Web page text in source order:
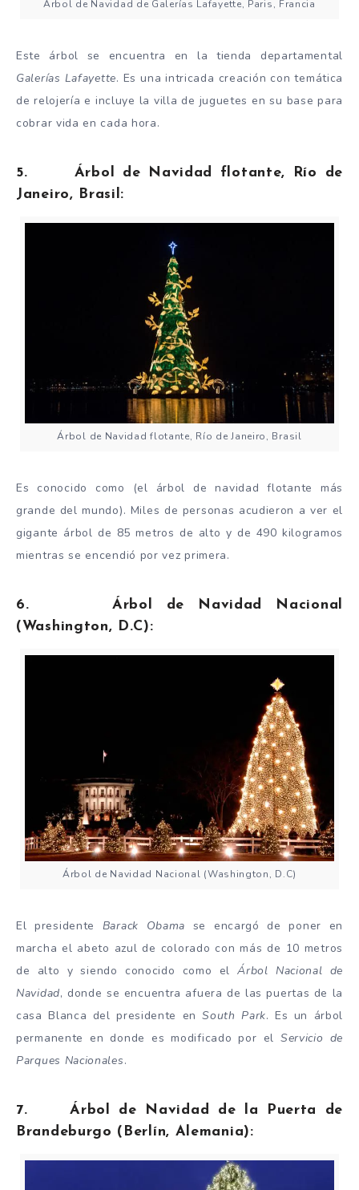
Árbol de Navidad de Galerías Lafayette, Paris, Francia
Este árbol se encuentra en la tienda departamental
Galerías Lafayette. Es una intricada creación con temática
de relojería e incluye la villa de juguetes en su base para
cobrar vida en cada hora.
5. Árbol de Navidad flotante, Río de
Janeiro, Brasil:
Árbol de Navidad flotante, Río de Janeiro, Brasil
Es conocido como (el árbol de navidad flotante más
grande del mundo). Miles de personas acudieron a ver el
gigante árbol de 85 metros de alto y de 490 kilogramos
mientras se encendió por vez primera.
6. Árbol de Navidad Nacional
(Washington, D.C):
Árbol de Navidad Nacional (Washington, D.C)
El presidente Barack Obama se encargó de poner en
marcha el abeto azul de colorado con más de 10 metros
de alto y siendo conocido como elÁrbol Nacional de
Navidad, donde se encuentra afuera de las puertas de la
casa Blanca del presidente enSouth Park. Es un árbol
permanente en donde es modificado por el Servicio de
Parques Nacionales.
7. Árbol de Navidad de la Puerta de
Brandeburgo (Berlín, Alemania):